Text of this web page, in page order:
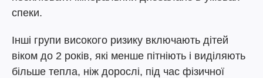
спеки.
Інші групи високого ризику включають дітей
віком до 2 років, які менше пітніють і виділяють
більше тепла, ніж дорослі, під час фізичної